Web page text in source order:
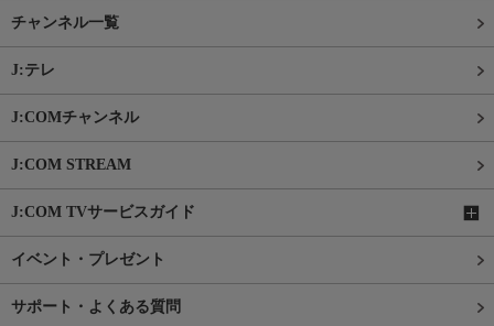
チャンネル一覧
J:テレ
J:COMチャンネル
J:COM STREAM
J:COM TVサービスガイド
イベント・プレゼント
サポート・よくある質問